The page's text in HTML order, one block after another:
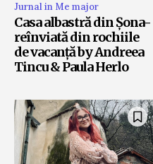
Jurnal in Me major
Casa albastră din Șona-
reînviată din rochiile
de vacanță by Andreea
Tincu & Paula Herlo